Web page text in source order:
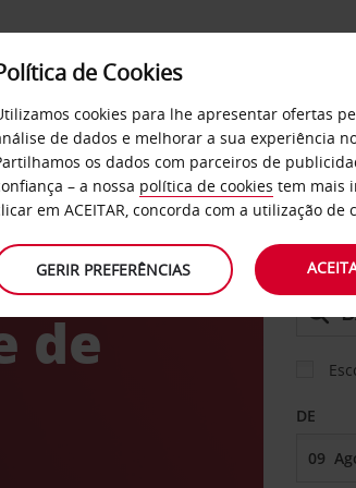
SERVIÇOS EMPRESAS
de
DE
de Cookies
cookies para lhe apresentar ofertas
de dados e melhorar a sua experiência
os dados com parceiros de
– a nossa política de cookies tem mais
em ACEITAR, concorda com a utilização de
GERIR PREFERÊNCIAS